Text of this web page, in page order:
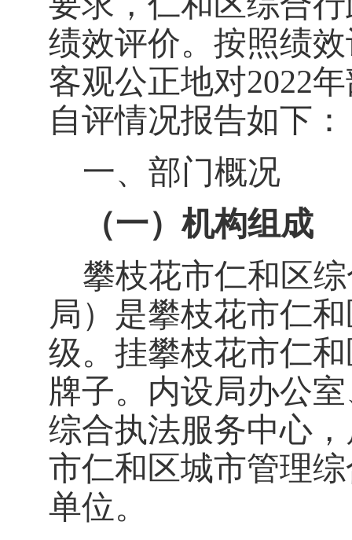
绩效评价。按照绩
客观公正地对2022
自评情况报告如下：
一、部门概况
（一）机构组成
攀枝花市仁和区
局）是攀枝花市仁
级。挂攀枝花市仁
牌子。内设局办公
综合执法服务中心
市仁和区城市管理
单位。